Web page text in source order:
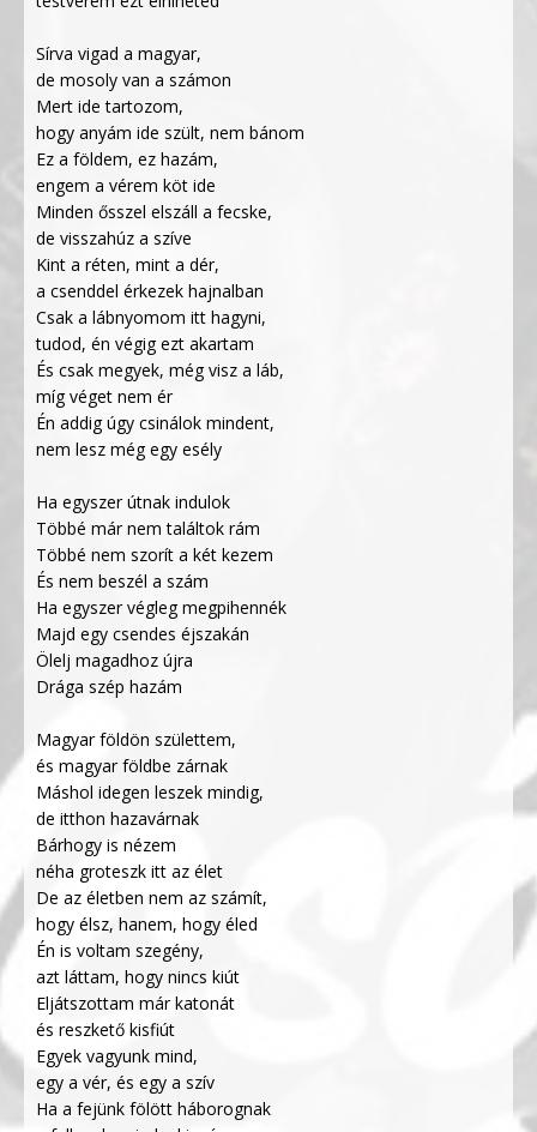
Sírva vigad a magyar,
de mosoly van a számon
Mert ide tartozom,
hogy anyám ide szült, nem bánom
Ez a földem, ez hazám,
engem a vérem köt ide
Minden ősszel elszáll a fecske,
de visszahúz a szíve
Kint a réten, mint a dér,
a csenddel érkezek hajnalban
Csak a lábnyomom itt hagyni,
tudod, én végig ezt akartam
És csak megyek, még visz a láb,
míg véget nem ér
Én addig úgy csinálok mindent,
nem lesz még egy esély
Ha egyszer útnak indulok
Többé már nem találtok rám
Többé nem szorít a két kezem
És nem beszél a szám
Ha egyszer végleg megpihennék
Majd egy csendes éjszakán
Ölelj magadhoz újra
Drága szép hazám
Magyar földön születtem,
és magyar földbe zárnak
Máshol idegen leszek mindig,
de itthon hazavárnak
Bárhogy is nézem
néha groteszk itt az élet
De az életben nem az számít,
hogy élsz, hanem, hogy éled
Én is voltam szegény,
azt láttam, hogy nincs kiút
Eljátszottam már katonát
és reszkető kisfiút
Egyek vagyunk mind,
egy a vér, és egy a szív
Ha a fejünk fölött háborognak